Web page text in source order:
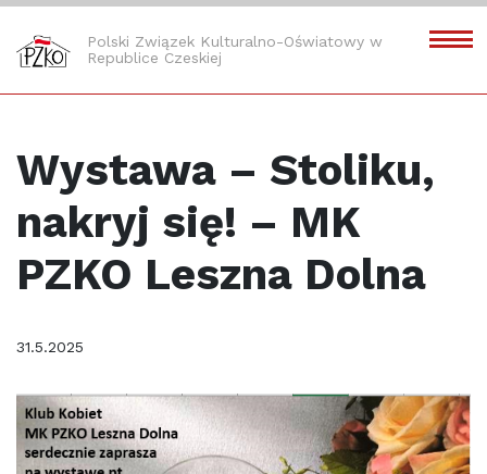
Polski Związek Kulturalno-Oświatowy w
Republice Czeskiej
Wystawa – Stoliku,
nakryj się! – MK
PZKO Leszna Dolna
31.5.2025